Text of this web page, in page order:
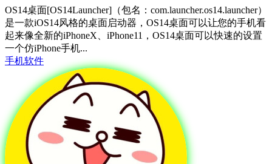
OS14桌面[OS14Launcher]（包名：com.launcher.os14.launcher）
是一款iOS14风格的桌面启动器，OS14桌面可以让您的手机看
起来像全新的iPhoneX、iPhone11，OS14桌面可以快速的设置
一个仿iPhone手机...
手机软件